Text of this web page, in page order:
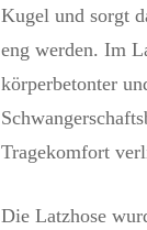
Kugel und sorgt
eng werden. Im
körperbetonter
Tragekomfort
Die Latzhose